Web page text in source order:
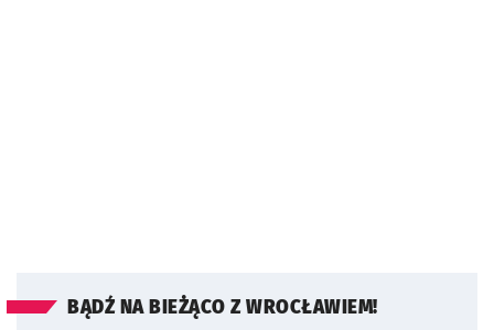
BĄDŹ NA BIEŻĄCO Z WROCŁAWIEM!